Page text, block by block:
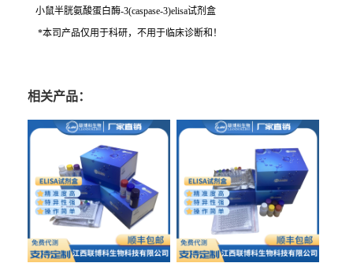
小鼠半胱氨酸蛋白酶-3(caspase-3)elisa试剂盒
*本司产品仅用于科研，不用于临床诊断和！
相关产品：